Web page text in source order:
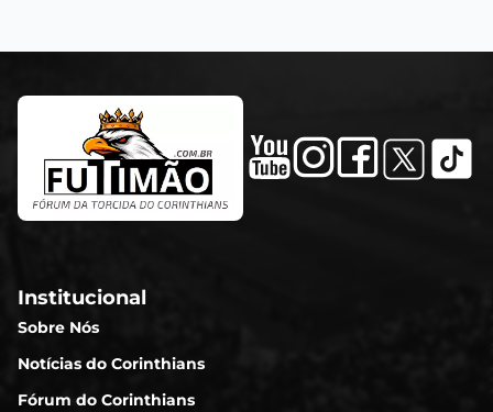
Institucional
Sobre Nós
Notícias do Corinthians
Fórum do Corinthians